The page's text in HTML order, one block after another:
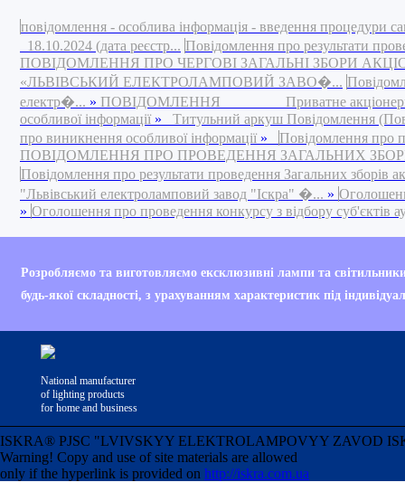
повідомлення - особлива інформація - введення процедури
18.10.2024 (дата реєстр... Повідомлення про результати
ПОВІДОМЛЕННЯ ПРО ЧЕРГОВІ ЗАГАЛЬНІ ЗБОРИ
«ЛЬВІВСЬКИЙ ЕЛЕКТРОЛАМПОВИЙ ЗАВО�...
електр�... » ПОВІДОМЛЕННЯ Приватне акціонерне
особливої інформації »
Титульний аркуш Повідомлення
про виникнення особливої інформації »
Повідомлення про
ПОВІДОМЛЕННЯ ПРО ПРОВЕДЕННЯ ЗАГАЛЬНИХ
Повідомлення про результати проведення Загальних зборів
"Львівський електроламповий завод "Іскра" �... »
» Оголошення про проведення конкурсу з відбору суб'єктів
Розробляємо та виготовляємо ексклюзивні лампи та
будь-якої складності, з урахуванням характеристик під
National manufacturer
of lighting products
for home and business
ISKRA® PJSC "LVIVSKYY ELEKTROLAMPOVYY ZAVOD
Warning! Copy and use of site materials are allowed
only if the hyperlink is provided on http://iskra.com.ua
Your are currently
Internet Explorer 6
Your current web
version 7 of Internet
advantage of all of